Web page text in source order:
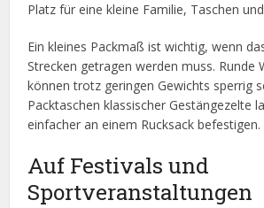
Platz für eine kleine Familie, Taschen
Ein kleines Packmaß ist wichtig, wenn
Strecken getragen werden muss. Runde
können trotz geringen Gewichts sperrig
Packtaschen klassischer Gestängezelte
einfacher an einem Rucksack befestigen.
Auf Festivals und
Sportveranstaltungen